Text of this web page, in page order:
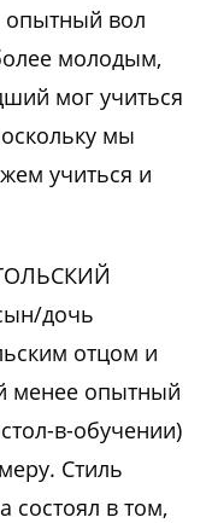
опытный вол
молодым,
мог учиться
мы
учиться и
дочь
отцом и
менее опытный
в-обучении)
Стиль
состоял в том,